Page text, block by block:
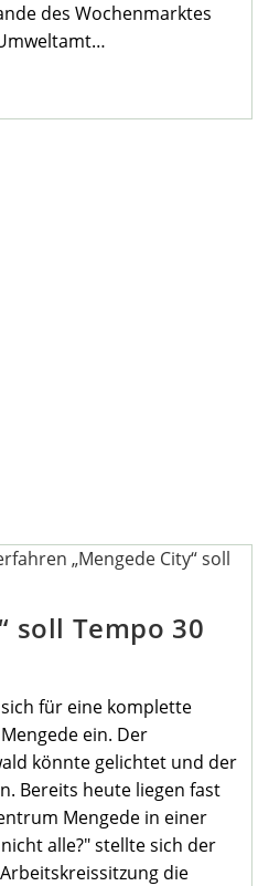
des Wochenmarktes
soll Tempo 30
für eine komplette
ein. Der
könnte gelichtet und der
Bereits heute liegen fast
Mengede in einer
alle?" stellte sich der
die